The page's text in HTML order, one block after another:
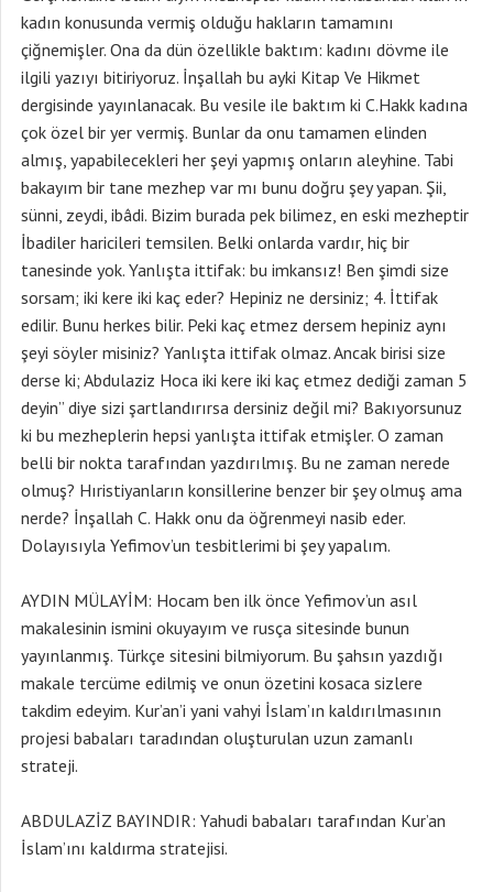
kadın konusunda vermiş olduğu hakların tamamını
çiğnemişler. Ona da dün özellikle baktım: kadını dövme ile
ilgili yazıyı bitiriyoruz. İnşallah bu ayki Kitap Ve Hikmet
dergisinde yayınlanacak. Bu vesile ile baktım ki C.Hakk kadına
çok özel bir yer vermiş. Bunlar da onu tamamen elinden
almış, yapabilecekleri her şeyi yapmış onların aleyhine. Tabi
bakayım bir tane mezhep var mı bunu doğru şey yapan. Şii,
sünni, zeydi, ibâdi. Bizim burada pek bilimez, en eski mezheptir
İbadiler haricileri temsilen. Belki onlarda vardır, hiç bir
tanesinde yok. Yanlışta ittifak: bu imkansız! Ben şimdi size
sorsam; iki kere iki kaç eder? Hepiniz ne dersiniz; 4. İttifak
edilir. Bunu herkes bilir. Peki kaç etmez dersem hepiniz aynı
şeyi söyler misiniz? Yanlışta ittifak olmaz. Ancak birisi size
derse ki; Abdulaziz Hoca iki kere iki kaç etmez dediği zaman 5
deyin” diye sizi şartlandırırsa dersiniz değil mi? Bakıyorsunuz
ki bu mezheplerin hepsi yanlışta ittifak etmişler. O zaman
belli bir nokta tarafından yazdırılmış. Bu ne zaman nerede
olmuş? Hıristiyanların konsillerine benzer bir şey olmuş ama
nerde? İnşallah C. Hakk onu da öğrenmeyi nasib eder.
Dolayısıyla Yefimov’un tesbitlerimi bi şey yapalım.
AYDIN MÜLAYİM: Hocam ben ilk önce Yefimov’un asıl
makalesinin ismini okuyayım ve rusça sitesinde bunun
yayınlanmış. Türkçe sitesini bilmiyorum. Bu şahsın yazdığı
makale tercüme edilmiş ve onun özetini kosaca sizlere
takdim edeyim. Kur’an’i yani vahyi İslam’ın kaldırılmasının
projesi babaları taradından oluşturulan uzun zamanlı
strateji.
ABDULAZİZ BAYINDIR: Yahudi babaları tarafından Kur’an
İslam’ını kaldırma stratejisi.